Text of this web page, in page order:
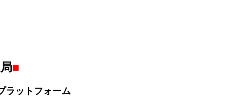
■
ラットフォーム